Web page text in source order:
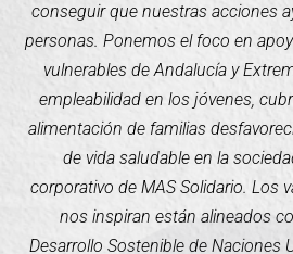
conseguir que nuestras acciones
personas. Ponemos el foco en
vulnerables de Andalucía y
empleabilidad en los jóvenes,
alimentación de familias
de vida saludable en la
corporativo de MAS Solidario. Los
nos inspiran están alineados
Desarrollo Sostenible de Naciones